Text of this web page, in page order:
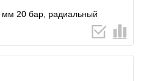
20 бар, радиальный